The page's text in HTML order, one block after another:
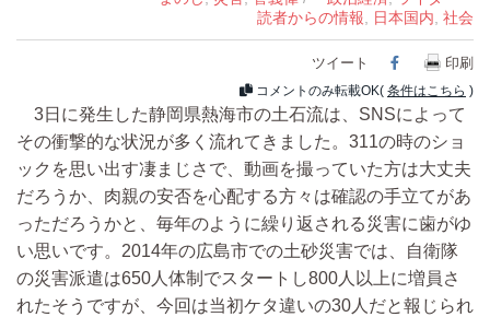
読者からの情報, 日本国内, 社会
ツイート Facebook
印刷
コメントのみ転載OK( 条件はこちら )
3日に発生した静岡県熱海市の土石流は、SNSによって
その衝撃的な状況が多く流れてきました。311の時のショ
ックを思い出す凄まじさで、動画を撮っていた方は大丈夫
だろうか、肉親の安否を心配する方々は確認の手立てがあ
っただろうかと、毎年のように繰り返される災害に歯がゆ
い思いです。2014年の広島市での土砂災害では、自衛隊
の災害派遣は650人体制でスタートし800人以上に増員さ
れたそうですが、今回は当初ケタ違いの30人だと報じられ